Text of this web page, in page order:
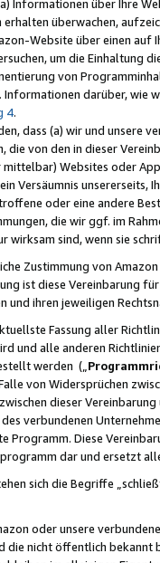
Informationen über Ihre
überwachen,
Website über einen
um die Einhaltung
von
darüber, wie
4.
dass (a) wir und
die von den in dieser
Websites oder
Versäumnis unsererseits,
oder eine andere
die wir ggf. im
wirksam sind, wenn sie
Zustimmung von
ist diese Vereinbarung
und ihren jeweiligen
Fassung aller
und alle anderen
werden („
von Widersprüchen
dieser
verbundenen
Programm. Diese
dar und ersetzt
sich die Begriffe
oder unsere
die nicht öffentlich